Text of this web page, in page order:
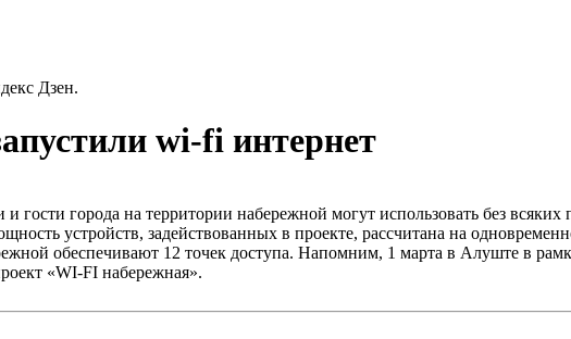
Дзен.
wi-fi интернет
города на территории набережной могут использовать без всяких
устройств, задействованных в проекте, рассчитана на
обеспечивают 12 точек доступа. Напомним, 1 марта в Алуште в
«WI-FI набережная».